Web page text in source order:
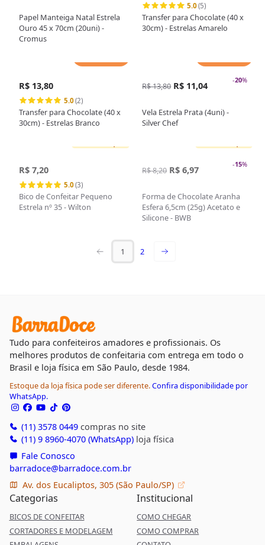
Papel Manteiga Natal Estrela
Ouro 45 x 70cm (20uni) -
Cromus
5.0(5)
Transfer para Chocolate (40 x
30cm) - Estrelas Amarelo
R$ 13,80
5.0(2)
Transfer para Chocolate (40 x
30cm) - Estrelas Branco
-20%
R$ 13,80 R$ 11,04
Vela Estrela Prata (4uni) -
Silver Chef
R$ 7,20
5.0(3)
Bico de Confeitar Pequeno
Estrela nº 35 - Wilton
-15%
R$ 8,20 R$ 6,97
Forma de Chocolate Aranha
Esfera 6,5cm (25g) Acetato e
Silicone - BWB
1 2
Tudo para confeiteiros amadores e profissionais. Os
melhores produtos de confeitaria com entrega em todo o
Brasil e loja física em São Paulo, desde 1984.
Estoque da loja física pode ser diferente.Confira disponibilidade por
WhatsApp.
(11) 3578 0449compras no site
(11) 9 8960-4070 (WhatsApp)loja física
Fale Conosco
barradoce@barradoce.com.br
Av. dos Eucaliptos, 305 (São Paulo/SP)
Categorias
BICOS DE CONFEITAR
CORTADORES E MODELAGEM
Institucional
COMO CHEGAR
COMO COMPRAR